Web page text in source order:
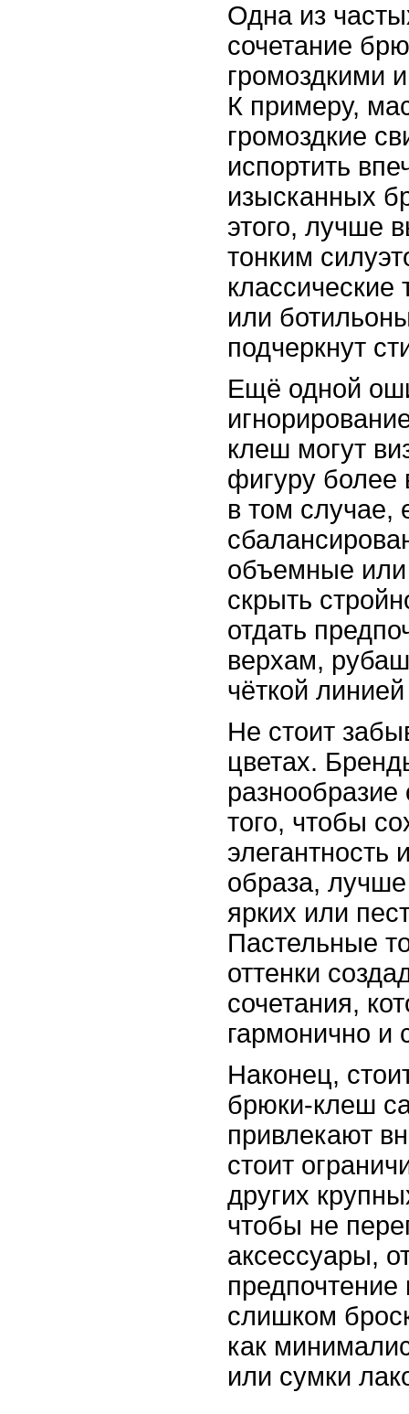
Одна из
сочетание
громоздкими
К примеру,
громоздкие
испортить
изысканных
этого, лучше
тонким
классические
или
подчеркнут
Ещё одной
клеш могут
фигуру более
в том случае,
объемные
скрыть
отдать
верхам,
чёткой
Не стоит
цветах.
разнообразие
того, чтобы
элегантность
образа,
ярких или
Пастельные
оттенки
сочетания,
гармонично и
Наконец,
брюки-клеш
привлекают
стоит
других
чтобы не
аксессуары,
слишком
как
или сумки